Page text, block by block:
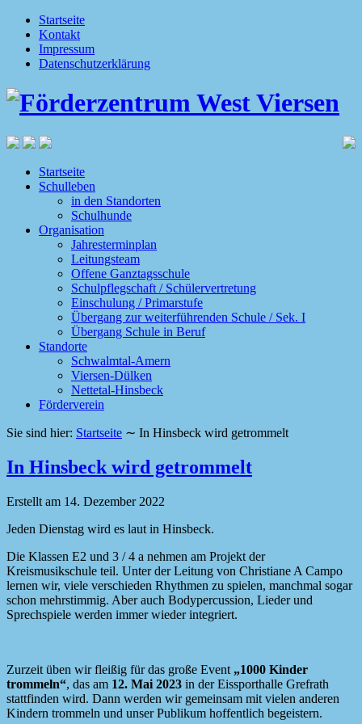
Startseite
Kontakt
Impressum
Datenschutzerklärung
Startseite
Schulleben
in den Standorten
Schulhunde
Organisation
Jahresterminplan
Leitungsteam
Offene Ganztagsschule
Schulpflegschaft / Schülervertretung
Einschulung / Primarstufe
Übergang zur weiterführenden Schule / Sek. I
Übergang Schule in Beruf
Standorte
Schwalmtal-Amern
Viersen-Dülken
Nettetal-Hinsbeck
Förderverein
Sie sind hier: Startseite ∼ In Hinsbeck wird getrommelt
In Hinsbeck wird getrommelt
Erstellt am 14. Dezember 2022
Jeden Dienstag wird es laut in Hinsbeck.
Die Klassen E2 und 3 / 4 a nehmen am Projekt der
Kreismusikschule teil. Unter der Leitung von Christiane A Campo
lernen wir, viele verschieden Rhythmen zu spielen, manchmal sogar
schon mehrstimmig. Aber auch Bodypercussion, Lieder und
Sprechspiele werden immer wieder integriert.
Zurzeit üben wir fleißig für das große Event „1000 Kinder
trommeln“, das am 12. Mai 2023 in der Eissporthalle Grefrath
stattfinden wird. Dann werden wir gemeinsam mit vielen anderen
Kindern trommeln und unser Publikum hoffentlich begeistern.